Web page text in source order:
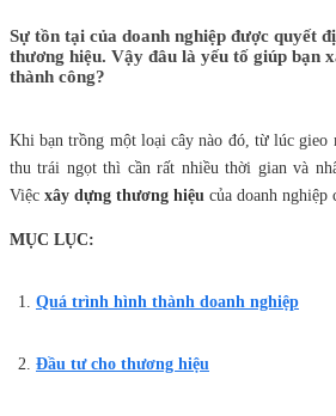
Sự tồn tại của doanh nghiệp được quyết
thương hiệu. Vậy đâu là yếu tố giúp bạn
thành công?
Khi bạn trồng một loại cây nào đó, từ lúc gieo
thu trái ngọt thì cần rất nhiều thời gian và
Việc xây dựng thương hiệu của doanh nghiệp
MỤC LỤC:
Quá trình hình thành doanh nghiệp
Đầu tư cho thương hiệu